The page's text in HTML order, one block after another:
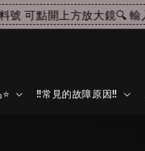
可點開上方放大鏡🔍 輸入
‼️常見的故障原因‼️